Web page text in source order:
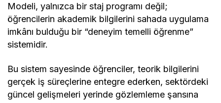
Modeli, yalnızca bir staj programı değil;
öğrencilerin akademik bilgilerini sahada uygulama
imkânı bulduğu bir “deneyim temelli öğrenme”
sistemidir.
Bu sistem sayesinde öğrenciler, teorik bilgilerini
gerçek iş süreçlerine entegre ederken, sektördeki
güncel gelişmeleri yerinde gözlemleme şansına